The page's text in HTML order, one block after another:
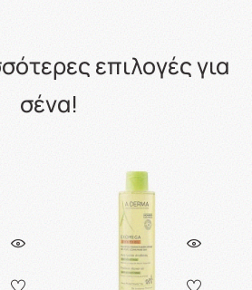
επιλογές για
σένα!